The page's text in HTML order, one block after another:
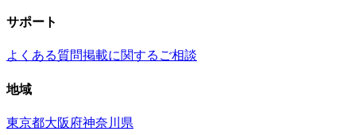
サポート
よくある質問掲載に関するご相談
地域
東京都大阪府神奈川県